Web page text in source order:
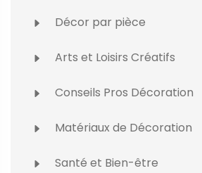
Décor par pièce
Arts et Loisirs Créatifs
Conseils Pros Décoration
Matériaux de Décoration
Santé et Bien-être